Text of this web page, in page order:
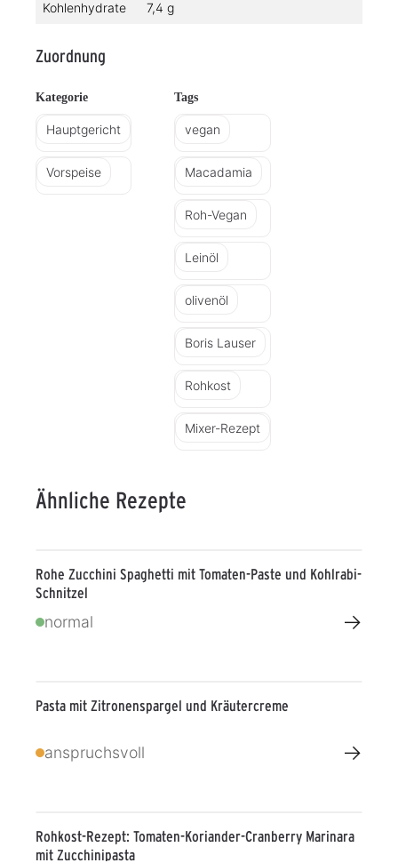
Kohlenhydrate 7,4 g
Zuordnung
Kategorie
Hauptgericht
Vorspeise
Tags
vegan
Macadamia
Roh-Vegan
Leinöl
olivenöl
Boris Lauser
Rohkost
Mixer-Rezept
Ähnliche Rezepte
Rohe Zucchini Spaghetti mit Tomaten-Paste und Kohlrabi-
Schnitzel
normal →
Pasta mit Zitronenspargel und Kräutercreme
anspruchsvoll →
Rohkost-Rezept: Tomaten-Koriander-Cranberry Marinara
mit Zucchinipasta